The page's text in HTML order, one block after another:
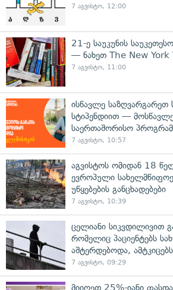
7 აგვისტო, 12:00
21-ე საუკუნის
— ნახეთ The New York
7 აგვისტო, 11:00
ისწავლე საზღვარგარეთ
სტიპენდიით —
საერთაშორისო
7 აგვისტო, 10:57
აგვისტოს ომიდან 18
ევროპული
უწყებების განცხადებები
7 აგვისტო, 10:39
ცელიანი სიკვდილივით
რომელიც პაციენტებს
აშტერდებოდა,
7 აგვისტო, 09:29
მიიღეთ 25%-იანი